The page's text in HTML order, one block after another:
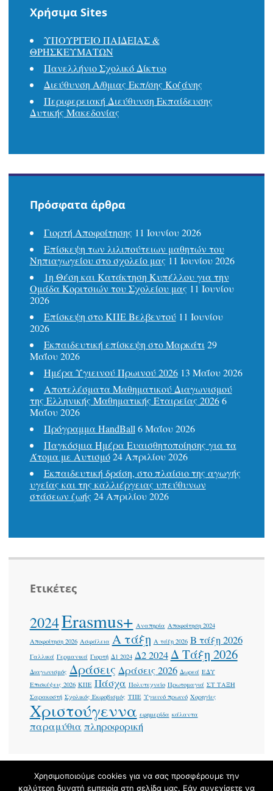
Χρήσιμα Sites
ΥΠΟΥΡΓΕΙΟ ΠΑΙΔΕΙΑΣ &
ΘΡΗΣΚΕΥΜΑΤΩΝ
Πανελλήνιο Σχολικό Δίκτυο
Διεύθυνση Α/θμιας Εκπ/σης Κοζάνης
Περιφερειακή Διεύθυνση Εκπαίδευσης
Δυτικής Μακεδονίας
Πρόσφατα άρθρα
Γιορτή Αποφοίτησης 11 Ιουνίου 2026
Επίσκεψη των λιλιπούτειων μαθητών του
Νηπιαγωγείου στο σχολείο μας 11 Ιουνίου 2026
1η Θέση και Κατάκτηση Κυπέλλου για την
Ομάδα Κοριτσιών του Σχολείου μας 11 Ιουνίου
2026
Επίσκεψη στο ΚΠΕ Βελβεντού 11 Ιουνίου
2026
Εκπαιδευτική επίσκεψη στο Μαρκάτι 29
Μαΐου 2026
Ημέρα Υγιεινού Πρωινού 2026 13 Μαΐου 2026
Αποτελέσματα Μαθηματικού Διαγωνισμού
της Ελληνικής Μαθηματικής Εταιρείας 2026 6
Μαΐου 2026
Πρόγραμμα HandBall 6 Μαΐου 2026
Παγκόσμια Ημέρα Ευαισθητοποίησης για τα
Άτομα με Αυτισμό 24 Απριλίου 2026
Εκπαιδευτική δράση, στο πλαίσιο της αγωγής
υγείας και της καλλιέργειας υπεύθυνων
στάσεων ζωής 24 Απριλίου 2026
Ετικέτες
2024Erasmus+ Αναπηρία Αποφοίτηση 2024
Αποφοίτηση 2026 Ασφάλεια Α τάξη Α τάξη 2026 Β τάξη 2026
Γαλλικά Γερμανικά Γιορτή Δ1 2024 Δ2 2024Δ Τάξη 2026
Διαγωνισμός Δράσεις Δράσεις 2026 Δωρεά ΕΔΥ
Επισκέψεις 2026 ΚΠΕ Πάσχα Πολυτεχνείο Πρωτομαγιά ΣΤ ΤΑΞΗ
Σαρακοστή Σχολικός Εκφοβισμός ΤΠΕ Υγιεινό πρωινό Χορηγίες
Χριστούγεννα εφημερίδα κάλαντα
παραμύθια πληροφορική
Χρησιμοποιούμε cookies για να σας προσφέρουμε την
καλύτερη δυνατή εμπειρία στη σελίδα μας. Εάν συνεχίσετε να